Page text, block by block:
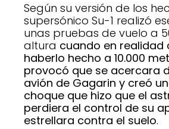
Según su versión de los
supersónico Su-1 realizó
unas pruebas de vuelo a
altura cuando en realidad
haberlo hecho a 10.000
provocó que se acercara
avión de Gagarin y creó
choque que hizo que el
perdiera el control de su
estrellara contra el suelo.